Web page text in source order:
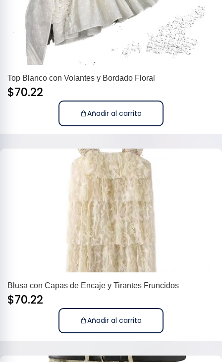
Top Blanco con Volantes y Bordado Floral
$70.22
Añadir al carrito
Blusa con Capas de Encaje y Tirantes Fruncidos
$70.22
Añadir al carrito